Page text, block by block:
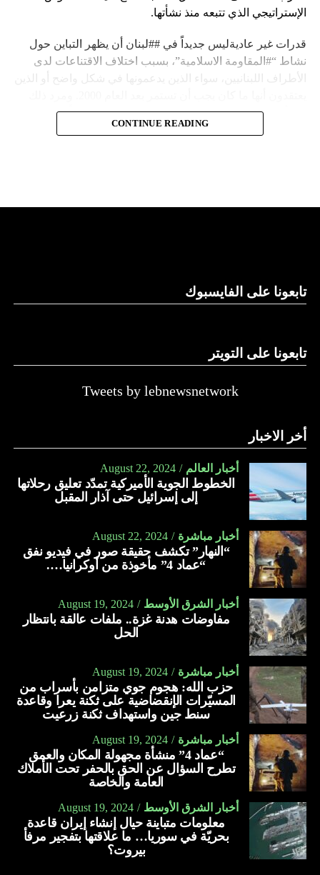
الإستراتيجي الذي تتبعه منذ نشأتها.
قدرات غير عاديةليس جديداً في ##لبنان أن يظهر التباين حول
نشاط “#المقاومة الاسلامية”، بسبب اختلاف الاقتناعات لدى
الأطراف اللبنانيين، سواء الذين يدعمونها في شكل واضح أو الذين
إلى أن المقاومة ضد الاحتلال الإسرائيلي لم تكن يوماً محط
إجماع داخلي، وإن كانت القوى اللبنانية المؤمنة بالصراع ضد
النهار
CONTINUE READING
تابعونا على الفايسبوك
تابعونا على التويتر
Tweets by lebnewsnetwork
أخر الاخبار
أخبار العالم August 22, 2024
الخطوط الجوية الأميركية تمدّد تعليق رحلاتها
إلى إسرائيل حتى آذار المقبل
أخبار مباشرة August 22, 2024
“النهار” تكشف حقيقة صور في فيديو نفق
“عماد 4” مأخوذة من أوكرانيا….
أخبار الشرق الأوسط August 19, 2024
مفاوضات هدنة غزة.. ملفات عالقة بانتظار
الحل
أخبار مباشرة August 19, 2024
حزب الله: هجوم جوي متزامن بأسراب من
المسيّرات الإنقضاضية على ثكنة يعرا وقاعدة
سنط جين واستهداف ثكنة زرعيت
أخبار مباشرة August 19, 2024
“عماد 4” منشأة مجهولة المكان والعمق
تطرح السؤال عن الحق بالحفر تحت الأملاك
العامة والخاصة
أخبار الشرق الأوسط August 19, 2024
معلومات متباينة حيال إنشاء إيران قاعدة
بحريّة في سوريا… ما علاقتها بتفجير مرفأ
بيروت؟